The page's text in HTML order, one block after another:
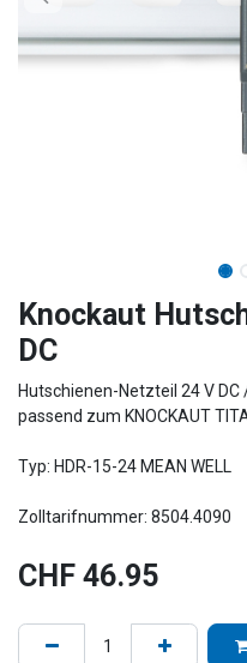
Knockaut
DC
Hutschienen-Netzteil 24 V
passend zum KNOCKAUT
Typ: HDR-15-24 MEAN WELL
Zolltarifnummer: 8504.4090
CHF 46.95